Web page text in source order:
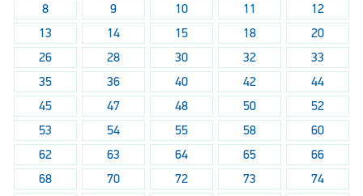
8
9 10 11
12
13
14 15 18
20
26
28 30 32
33
35
36 40 42
44
45
47 48 50
52
53
54 55 58
60
62
63 64 65
66
68
70 72 73
74